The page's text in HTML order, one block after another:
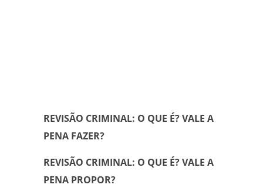
REVISÃO CRIMINAL: O QUE É? VALE A
PENA FAZER?
REVISÃO CRIMINAL: O QUE É? VALE A
PENA PROPOR?